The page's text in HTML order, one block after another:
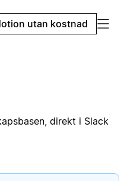
utan kostnad
direkt i Slack